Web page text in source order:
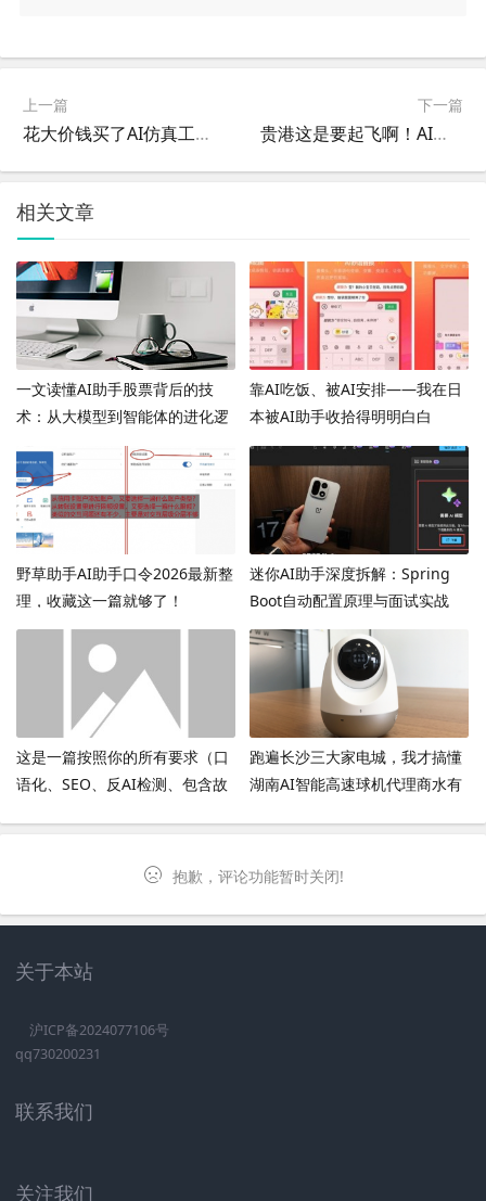
上一篇
花大价钱买了AI仿真工具却根本用不起来？一文讲透问题出在哪儿！
下一篇
贵港这是要起飞啊！AI人工智能岗位遍地开花，想找工作的赶紧看过来！
相关文章
一文读懂AI助手股票背后的技
术：从大模型到智能体的进化逻
靠AI吃饭、被AI安排——我在日
本被AI助手收拾得明明白白
野草助手AI助手口令2026最新整
理，收藏这一篇就够了！
迷你AI助手深度拆解：Spring
Boot自动配置原理与面试实战
（2026-04-10）
这是一篇按照你的所有要求（口
语化、SEO、反AI检测、包含故
跑遍长沙三大家电城，我才搞懂
湖南AI智能高速球机代理商水有
抱歉，评论功能暂时关闭!
关于本站
沪ICP备2024077106号
qq730200231
联系我们
关注我们